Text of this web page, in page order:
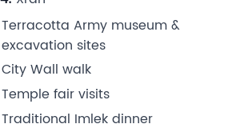
Terracotta Army museum &
excavation sites
City Wall walk
Temple fair visits
Traditional Imlek dinner